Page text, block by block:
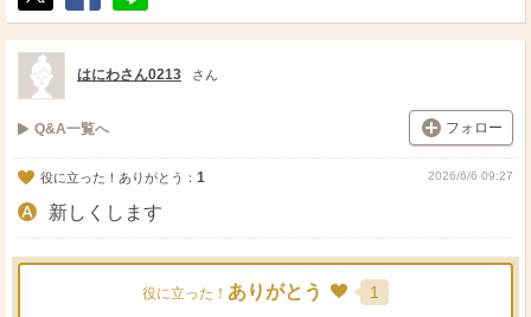
ポ
ス
ト
シ
ェ
送
る
はにわさん0213 さん
Q&A一覧へ フォロー
役に立った！ありがとう： 1 2026/6/6 09:27
新しくします
役に立った！ ありがとう 1